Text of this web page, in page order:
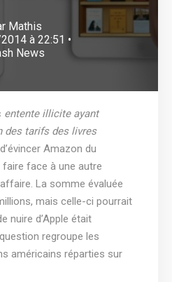
Mathis
à 22:51 •
News
entente illicite ayant
des tarifs des livres
Amazon du
face à une autre
La somme évaluée
mais celle-ci pourrait
nuire d’Apple était
regroupe les
américains réparties sur